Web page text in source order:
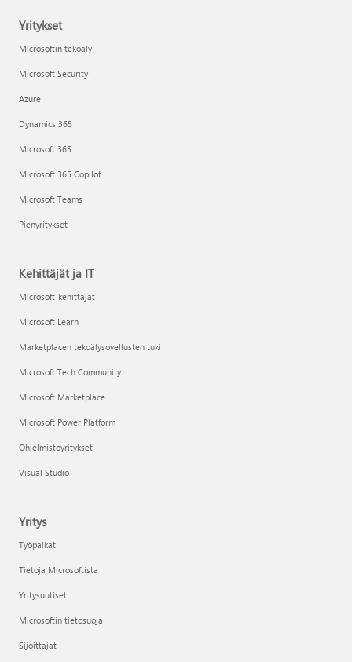
Yritykset
Microsoftin tekoäly
Microsoft Security
Azure
Dynamics 365
Microsoft 365
Microsoft 365 Copilot
Microsoft Teams
Pienyritykset
Kehittäjät ja IT
Microsoft-kehittäjät
Microsoft Learn
Marketplacen tekoälysovellusten tuki
Microsoft Tech Community
Microsoft Marketplace
Microsoft Power Platform
Ohjelmistoyritykset
Visual Studio
Yritys
Työpaikat
Tietoja Microsoftista
Yritysuutiset
Microsoftin tietosuoja
Sijoittajat